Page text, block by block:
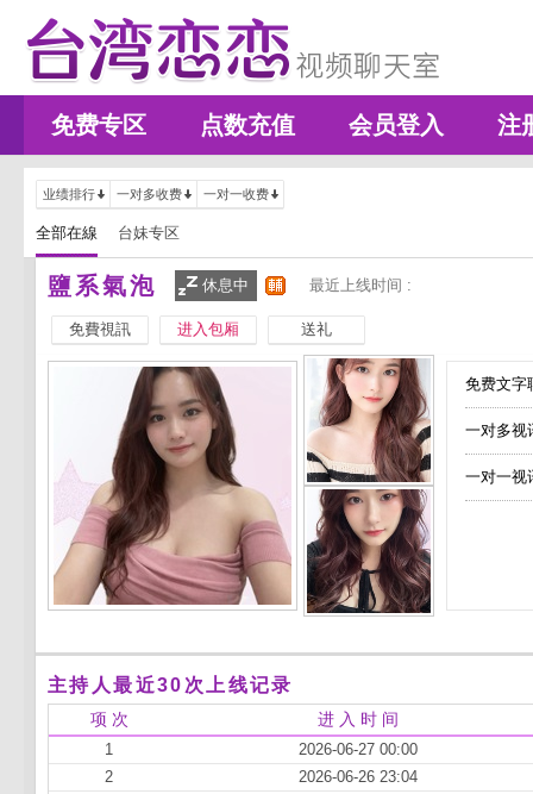
免费专区 点数充值 会员登入 注
业绩排行 一对多收费 一对一收费
全部在線 台妹专区
鹽系氣泡 休息中 最近上线时间 :
免費視訊 进入包厢 送礼
免费文
一对多
一对一
主持人最近30次上线记录
项 次 进 入 时 间
1
2026-06-27 00:00
2
2026-06-26 23:04